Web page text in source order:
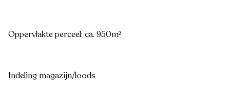
Oppervlakte perceel: ca. 950m²
Indeling magazijn/loods